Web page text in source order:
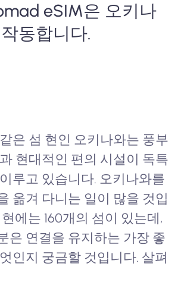
eSIM은 오키나
동합니다.
은 섬 현인 오키나와는 풍부
현대적인 편의 시설이 독특
루고 있습니다. 오키나와를
옮겨 다니는 일이 많을 것입
에는 160개의 섬이 있는데,
은 연결을 유지하는 가장 좋
인지 궁금할 것입니다. 살펴